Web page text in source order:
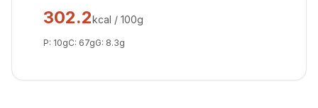
302.2kcal / 100g
P: 10gC: 67gG: 8.3g